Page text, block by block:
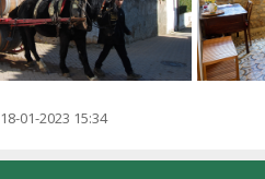
18-01-2023 15:34